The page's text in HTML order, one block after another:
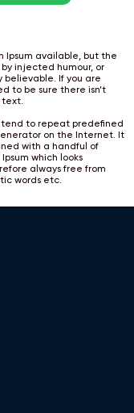
Ipsum available, but the
injected humour, or
believable. If you are
to be sure there isn’t
text.
to repeat predefined
on the Internet. It
with a handful of
which looks
always free from
words etc.